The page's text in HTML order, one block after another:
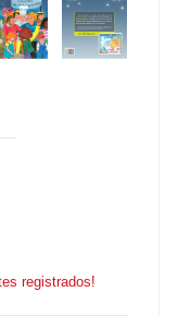
registrados!